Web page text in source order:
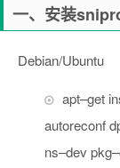
一、安装
Debian/Ubuntu
apt–get
autoreconf
ns–dev pkg–